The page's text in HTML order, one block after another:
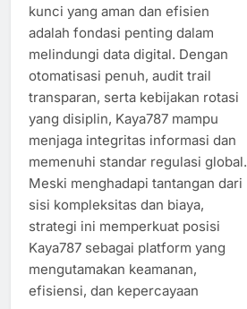
kunci yang aman dan efisien
adalah fondasi penting dalam
melindungi data digital. Dengan
otomatisasi penuh, audit trail
transparan, serta kebijakan rotasi
yang disiplin, Kaya787 mampu
menjaga integritas informasi dan
memenuhi standar regulasi global.
Meski menghadapi tantangan dari
sisi kompleksitas dan biaya,
strategi ini memperkuat posisi
Kaya787 sebagai platform yang
mengutamakan keamanan,
efisiensi, dan kepercayaan